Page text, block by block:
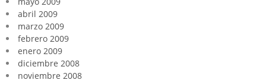
abril 2009
marzo 2009
febrero 2009
enero 2009
diciembre 2008
noviembre 2008